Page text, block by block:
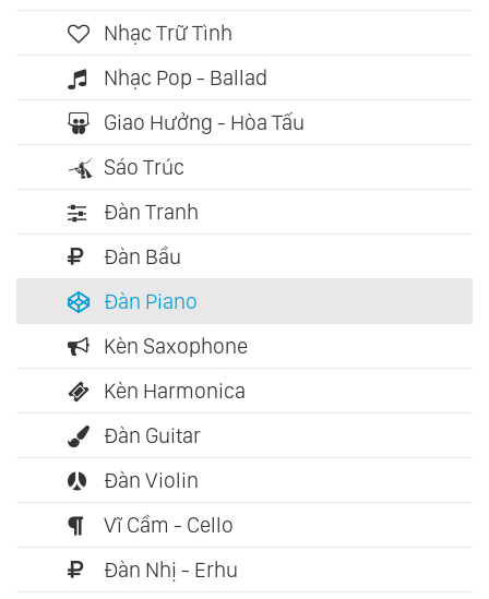
Nhạc Trữ Tình
Nhạc Pop - Ballad
Giao Hưởng - Hòa Tấu
Sáo Trúc
Đàn Tranh
Đàn Bầu
Đàn Piano
Kèn Saxophone
Kèn Harmonica
Đàn Guitar
Đàn Violin
Vĩ Cầm - Cello
Đàn Nhị - Erhu